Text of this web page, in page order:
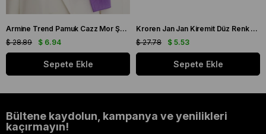
Armine Trend Pamuk Cazz Mor Şal 21210
$ 6.94
$ 28.89
Sepete Ekle
Kroren Jan Jan Kiremit Düz Renk Şal 7301-85
$ 5.53
$ 27.78
Sepete Ekle
Bültene kaydolun, kampanya ve yenilikleri
kaçırmayın!